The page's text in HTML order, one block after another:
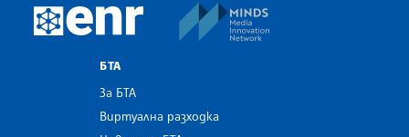
European Newsroom
БТА
За БТА
Виртуална разходка